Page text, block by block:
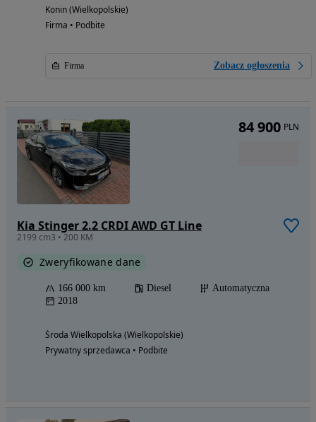
Konin (Wielkopolskie)
Firma • Podbite
Firma Zobacz ogłoszenia
Kia Stinger 2.2 CRDI AWD GT Line
2199 cm3 • 200 KM
Zweryfikowane dane
166 000 km Diesel
Automatyczna
2018
Środa Wielkopolska (Wielkopolskie)
Prywatny sprzedawca • Podbite
84 900 PLN